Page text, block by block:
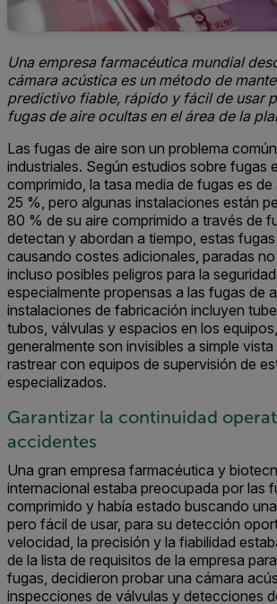
Una empresa farmacéutica mundial
cámara acústica es un método de
predictivo fiable, rápido y fácil de usar
fugas de aire ocultas en el área de la
Las fugas de aire son un problema
industriales. Según estudios sobre fugas
comprimido, la tasa media de fugas es de
25 %, pero algunas instalaciones están
80 % de su aire comprimido a través de
detectan y abordan a tiempo, estas
causando costes adicionales, paradas
incluso posibles peligros para la
especialmente propensas a las fugas de
instalaciones de fabricación incluyen
tubos, válvulas y espacios en los
generalmente son invisibles a simple
rastrear con equipos de supervisión de
especializados.
Garantizar la continuidad
accidentes
Una gran empresa farmacéutica y
internacional estaba preocupada por las
comprimido y había estado buscando
pero fácil de usar, para su detección
velocidad, la precisión y la fiabilidad
de la lista de requisitos de la empresa
fugas, decidieron probar una cámara
inspecciones de válvulas y detecciones